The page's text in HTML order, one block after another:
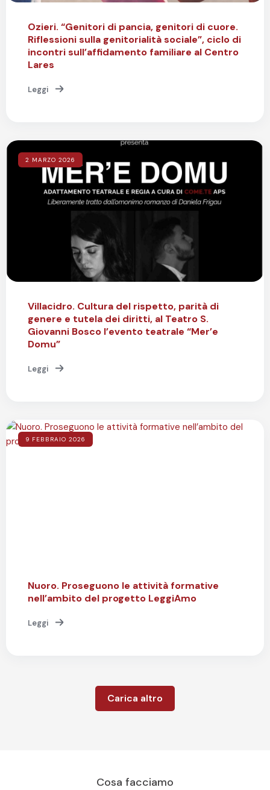
Ozieri. “Genitori di pancia, genitori di cuore.
Riflessioni sulla genitorialità sociale”, ciclo di
incontri sull’affidamento familiare al Centro
Lares
Leggi
2 MARZO 2026
Villacidro. Cultura del rispetto, parità di
genere e tutela dei diritti, al Teatro S.
Giovanni Bosco l’evento teatrale “Mer’e
Domu”
Leggi
9 FEBBRAIO 2026
Nuoro. Proseguono le attività formative
nell’ambito del progetto LeggiAmo
Leggi
Carica altro
Cosa facciamo